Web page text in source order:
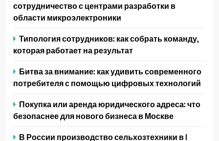
сотрудничество с центрами разработки в
области микроэлектроники
Типология сотрудников: как собрать команду,
которая работает на результат
Битва за внимание: как удивить современного
потребителя с помощью цифровых технологий
Покупка или аренда юридического адреса: что
безопаснее для нового бизнеса в Москве
В России производство сельхозтехники в I